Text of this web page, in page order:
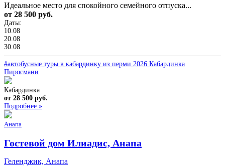
Идеальное место для спокойного семейного отпуска...
от 28 500 руб.
Даты:
10.08
20.08
30.08
#автобусные туры в кабардинку из перми 2026 Кабардинка
Пиросмани
Кабардинка
от 28 500 руб.
Подробнее »
Анапа
Гостевой дом Илиадис, Анапа
Геленджик, Анапа